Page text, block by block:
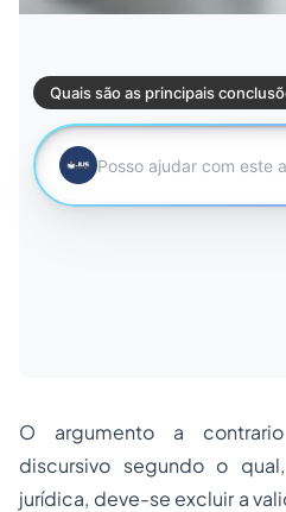
O argumento a
discursivo segundo o
jurídica, deve-se excluir a